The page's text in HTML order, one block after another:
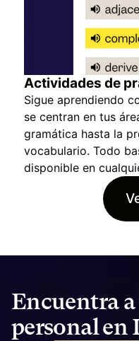
Actividades de
Sigue aprendiendo
se centran en tus
gramática hasta la
vocabulario. Todo
disponible en
Encuentra
personal en